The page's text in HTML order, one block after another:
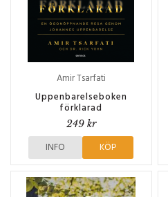
Amir Tsarfati
Uppenbarelseboken
förklarad
249 kr
INFO KÖP